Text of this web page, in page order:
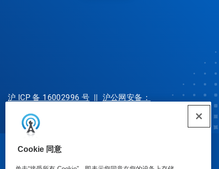
Cookie 同意
沪 ICP 备 16002996 号
沪公网安备：
31010702002902 号